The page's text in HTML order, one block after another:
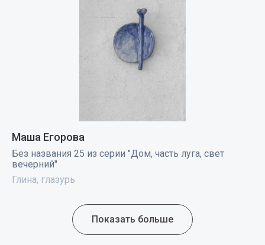
Маша Егорова
Без названия 25 из серии "Дом, часть луга, свет
вечерний"
Глина, глазурь
Показать больше